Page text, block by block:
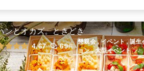
ベジタリアン・カリフォル
ッペプラン
オードブル
2,190円/人
カジュアルカリフォルニア
ンとオカズ。ときどき
4.67 69件
懇親会 , イベント , 誕
ョン , 大型イベント